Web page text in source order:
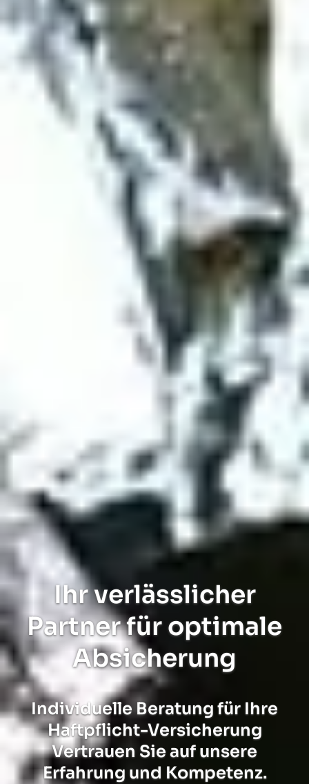
Ihr verlässlicher
Partner für optimale
Absicherung
Individuelle Beratung für Ihre
Haft­pflicht-Ver­si­che­rung
Vertrauen Sie auf unsere
Erfahrung und Kompetenz.